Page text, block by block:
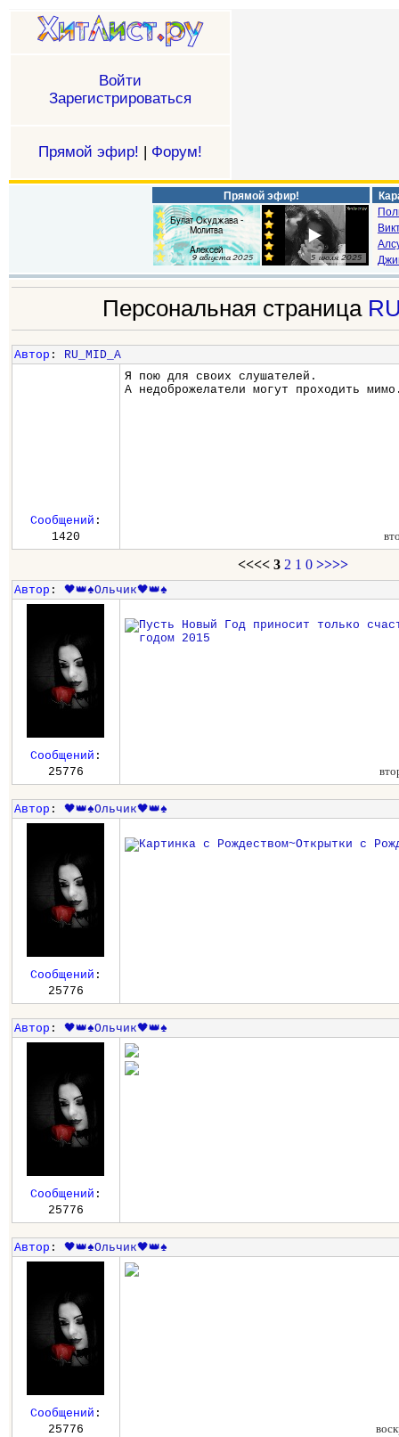
Войти
Зарегистрироваться
Прямой эфир! | Форум!
Прямой эфир!
Персональная страница
Автор : RU_MID_A
Я пою для своих слушателей.
А недоброжелатели могут проходить
Сообщений :
1420
<<<< 3 2 1 0 >>>>
Автор : 🖤👑♠️Ольчик🖤👑♠️
Сообщений :
25776
Автор : 🖤👑♠️Ольчик🖤👑♠️
Сообщений :
25776
Автор : 🖤👑♠️Ольчик🖤👑♠️
Сообщений :
25776
Автор : 🖤👑♠️Ольчик🖤👑♠️
Сообщений :
25776